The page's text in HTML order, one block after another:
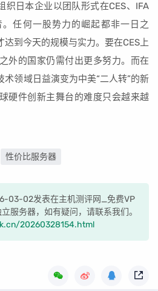
织日本企业以团队形式在CES、IFA
任何一股势力的崛起都非一日之
到今天的规模与实力。要在CES上
外的国家仍需付出更多努力。而在
领域日益演变为中美“二人转”的新
硬件创新主舞台的难度只会越来越
性价比服务器
03-02发表在主机测评网_免费VP
服务器，如有疑问，请联系我们。
20260328154.html